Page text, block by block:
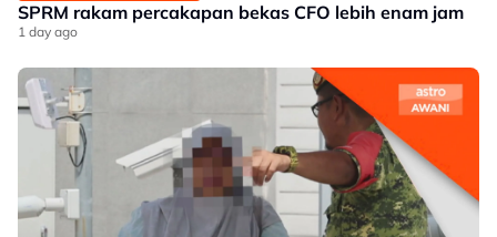
SPRM rakam percakapan bekas CFO lebih enam jam
1 day ago